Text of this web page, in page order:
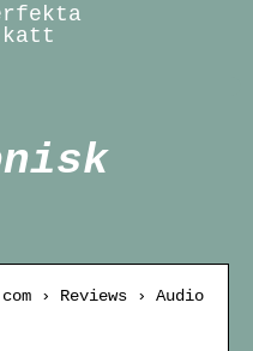
› Reviews › Audio